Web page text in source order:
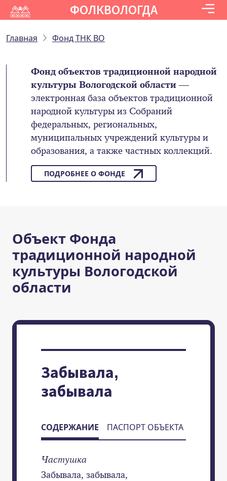
ФОЛКВОЛОГДА
Главная Фонд ТНК ВО
Фонд объектов традиционной народной
культуры Вологодской области—
электронная база объектов традиционной
народной культуры из Собраний
федеральных, региональных,
муниципальных учреждений культуры и
образования, а также частных коллекций.
ПОДРОБНЕЕ О ФОНДЕ
Объект Фонда
традиционной народной
культуры Вологодской
области
Забывала,
забывала
СОДЕРЖАНИЕ ПАСПОРТ ОБЪЕКТА
Частушка
Забывала, забывала,